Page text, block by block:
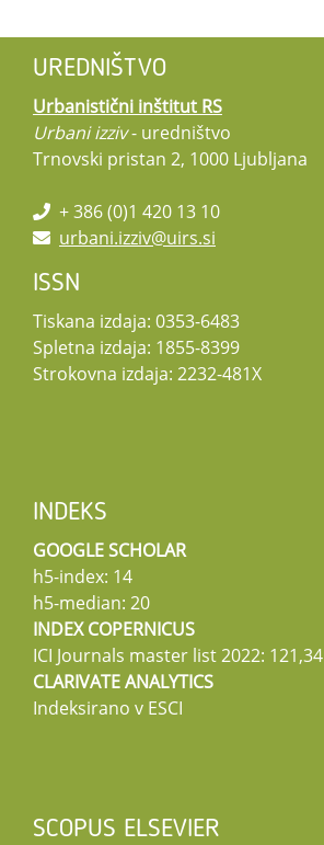
UREDNIŠTVO
Urbanistični inštitut RS
Urbani izziv- uredništvo
Trnovski pristan 2, 1000 Ljubljana
+ 386 (0)1 420 13 10
urbani.izziv@uirs.si
ISSN
Tiskana izdaja: 0353-6483
Spletna izdaja: 1855-8399
Strokovna izdaja: 2232-481X
INDEKS
GOOGLE SCHOLAR
h5-index: 14
h5-median: 20
INDEX COPERNICUS
ICI Journals master list 2022: 121,34
CLARIVATE ANALYTICS
Indeksirano v ESCI
SCOPUS ELSEVIER